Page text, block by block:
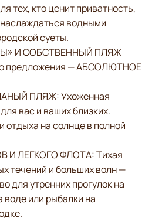
тех, кто ценит приватность,
водными
суеты.
И СОБСТВЕННЫЙ ПЛЯЖ
предложения — АБСОЛЮТНОЕ
ПЛЯЖ: Ухоженная
вас и ваших близких.
отдыха на солнце в полной
И ЛЕГКОГО ФЛОТА: Тихая
течений и больших волн —
для утренних прогулок на
воде или рыбалки на